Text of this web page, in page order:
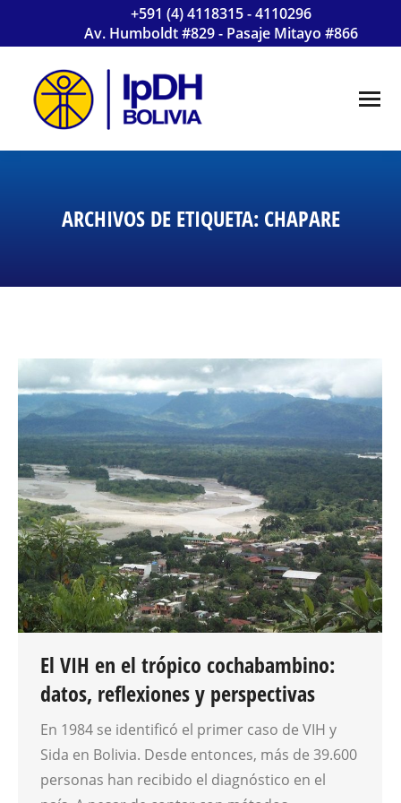
+591 (4) 4118315 - 4110296
Av. Humboldt #829 - Pasaje Mitayo #866
ARCHIVOS DE ETIQUETA: CHAPARE
El VIH en el trópico cochabambino:
datos, reflexiones y perspectivas
En 1984 se identificó el primer caso de VIH y
Sida en Bolivia. Desde entonces, más de 39.600
personas han recibido el diagnóstico en el